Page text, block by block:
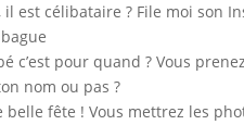
il est célibataire ? File moi son
c’est pour quand ? Vous
nom ou pas ?
belle fête ! Vous mettrez les